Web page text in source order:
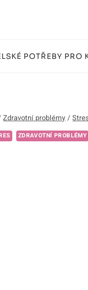
POTŘEBY PRO
Zdravotní problémy /
ZDRAVOTNÍ PROBLÉMY